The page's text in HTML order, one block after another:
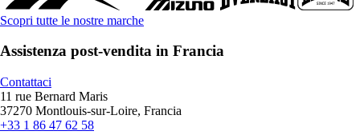
Scopri tutte le nostre marche
Assistenza post-vendita in Francia
Contattaci
11 rue Bernard Maris
37270 Montlouis-sur-Loire, Francia
+33 1 86 47 62 58